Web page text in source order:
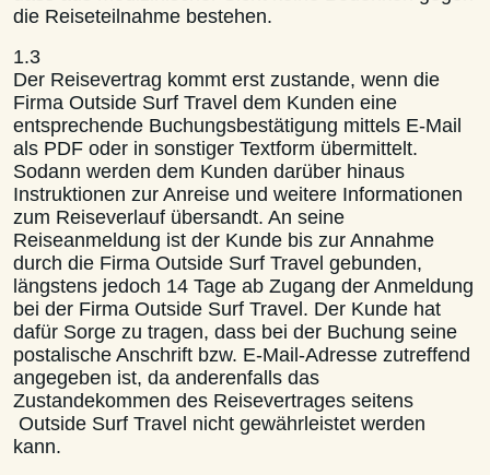
die Reiseteilnahme bestehen.
1.3
Der Reisevertrag kommt erst zustande, wenn die
Firma Outside Surf Travel dem Kunden eine
entsprechende Buchungsbestätigung mittels E-Mail
als PDF oder in sonstiger Textform übermittelt.
Sodann werden dem Kunden darüber hinaus
Instruktionen zur Anreise und weitere Informationen
zum Reiseverlauf übersandt. An seine
Reiseanmeldung ist der Kunde bis zur Annahme
durch die Firma Outside Surf Travel gebunden,
längstens jedoch 14 Tage ab Zugang der Anmeldung
bei der Firma Outside Surf Travel. Der Kunde hat
dafür Sorge zu tragen, dass bei der Buchung seine
postalische Anschrift bzw. E-Mail-Adresse zutreffend
angegeben ist, da anderenfalls das
Zustandekommen des Reisevertrages seitens
Outside Surf Travel nicht gewährleistet werden
kann.